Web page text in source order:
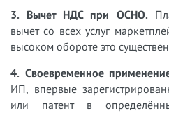
3. Вычет НДС при ОСНО.
вычет со всех услуг
высоком обороте это
4. Своевременное
ИП, впервые
или патент в